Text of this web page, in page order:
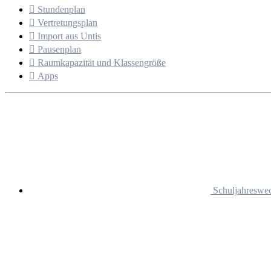
 Stundenplan
 Vertretungsplan
 Import aus Untis
 Pausenplan
 Raumkapazität und Klassengröße
 Apps